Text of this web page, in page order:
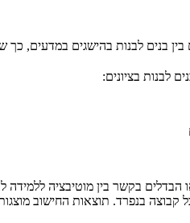
בקשר בין מוטיבציה
בנפרד. תוצאות החישוב מוצגות